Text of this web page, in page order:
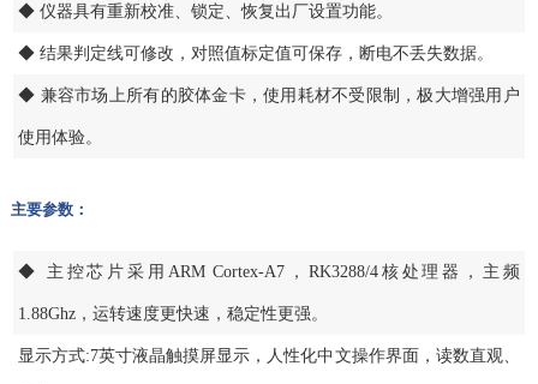
◆ 仪器具有重新校准、锁定、恢复出厂设置功能。
◆ 结果判定线可修改，对照值标定值可保存，断电不丢失数据。
◆ 兼容市场上所有的胶体金卡，使用耗材不受限制，极大增强用户
使用体验。
主要参数：
◆ 主控芯片采用ARM Cortex-A7，RK3288/4核处理器，主频
1.88Ghz，运转速度更快速，稳定性更强。
显示方式:7英寸液晶触摸屏显示，人性化中文操作界面，读数直观、